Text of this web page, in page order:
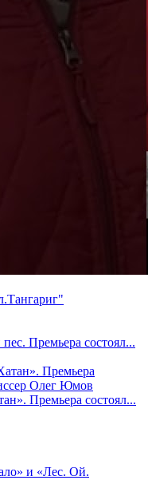
Премьера состоял...
Премьера состоял...